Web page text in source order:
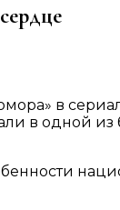
в
в одной